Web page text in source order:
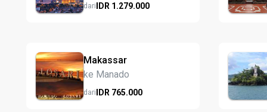
dariIDR 1.279.000
Makassar
ke Manado
dariIDR 765.000